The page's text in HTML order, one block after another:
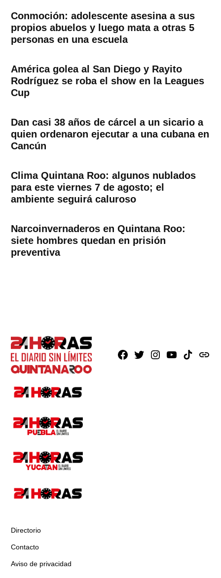
Conmoción: adolescente asesina a sus
propios abuelos y luego mata a otras 5
personas en una escuela
América golea al San Diego y Rayito
Rodríguez se roba el show en la Leagues
Cup
Dan casi 38 años de cárcel a un sicario a
quien ordenaron ejecutar a una cubana en
Cancún
Clima Quintana Roo: algunos nublados
para este viernes 7 de agosto; el
ambiente seguirá caluroso
Narcoinvernaderos en Quintana Roo:
siete hombres quedan en prisión
preventiva
Facebook
X Instagram
YoutubeTikTokissuu
Directorio
Contacto
Aviso de privacidad